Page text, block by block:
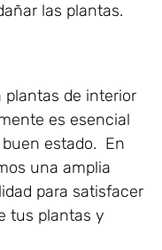
las plantas.
plantas de interior
es esencial
estado. En
una amplia
para satisfacer
tus plantas y